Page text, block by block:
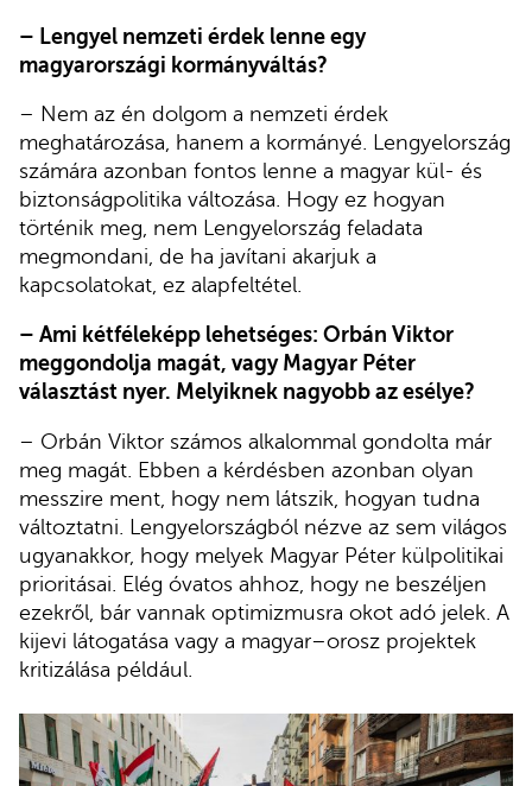
– Lengyel nemzeti érdek lenne egy
magyarországi kormányváltás?
– Nem az én dolgom a nemzeti érdek
meghatározása, hanem a kormányé. Lengyelország
számára azonban fontos lenne a magyar kül- és
biztonságpolitika változása. Hogy ez hogyan
történik meg, nem Lengyelország feladata
megmondani, de ha javítani akarjuk a
kapcsolatokat, ez alapfeltétel.
– Ami kétféleképp lehetséges: Orbán Viktor
meggondolja magát, vagy Magyar Péter
választást nyer. Melyiknek nagyobb az esélye?
– Orbán Viktor számos alkalommal gondolta már
meg magát. Ebben a kérdésben azonban olyan
messzire ment, hogy nem látszik, hogyan tudna
változtatni. Lengyelországból nézve az sem világos
ugyanakkor, hogy melyek Magyar Péter külpolitikai
prioritásai. Elég óvatos ahhoz, hogy ne beszéljen
ezekről, bár vannak optimizmusra okot adó jelek. A
kijevi látogatása vagy a magyar–orosz projektek
kritizálása például.